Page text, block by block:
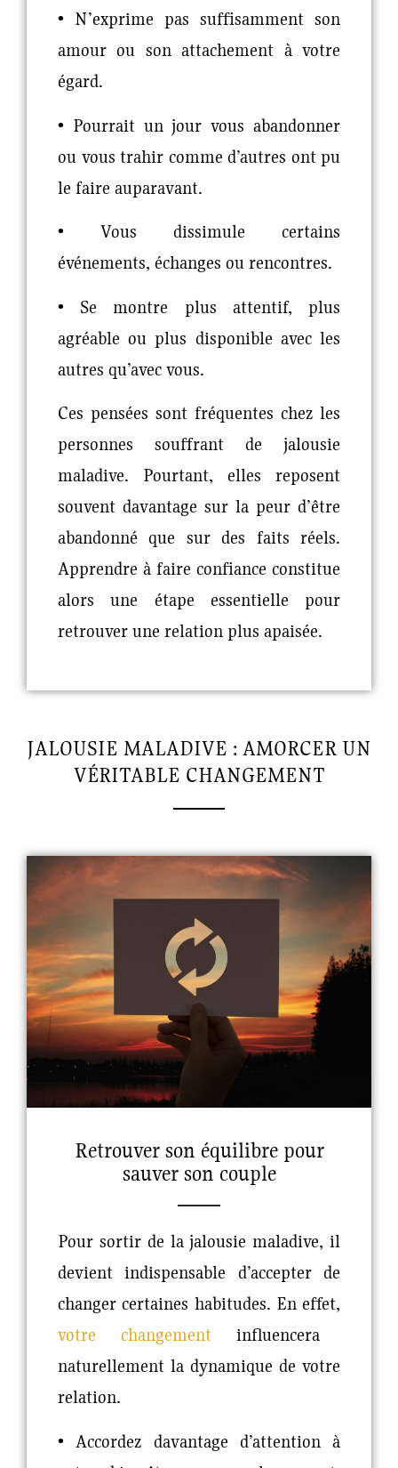
• N’exprime pas suffisamment son
amour ou son attachement à votre
égard.
• Pourrait un jour vous abandonner
ou vous trahir comme d’autres ont pu
le faire auparavant.
• Vous dissimule certains
événements, échanges ou rencontres.
• Se montre plus attentif, plus
agréable ou plus disponible avec les
autres qu’avec vous.
Ces pensées sont fréquentes chez les
personnes souffrant de jalousie
maladive. Pourtant, elles reposent
souvent davantage sur la peur d’être
abandonné que sur des faits réels.
Apprendre à faire confiance constitue
alors une étape essentielle pour
retrouver une relation plus apaisée.
JALOUSIE MALADIVE : AMORCER UN
VÉRITABLE CHANGEMENT
Retrouver son équilibre pour
sauver son couple
Pour sortir de la jalousie maladive, il
devient indispensable d’accepter de
changer certaines habitudes. En effet,
votre changement
influencera
naturellement la dynamique de votre
relation.
• Accordez davantage d’attention à